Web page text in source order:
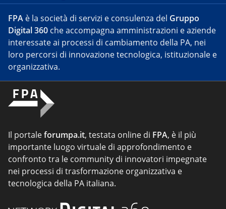
FPA è la società di servizi e consulenza del Gruppo
Digital 360 che accompagna amministrazioni e aziende
interessate ai processi di cambiamento della PA, nei
loro percorsi di innovazione tecnologica, istituzionale e
organizzativa.
Il portaleforumpa.it, testata online di FPA, è il più
importante luogo virtuale di approfondimento e
confronto tra le community di innovatori impegnate
nei processi di trasformazione organizzativa e
tecnologica della PA italiana.